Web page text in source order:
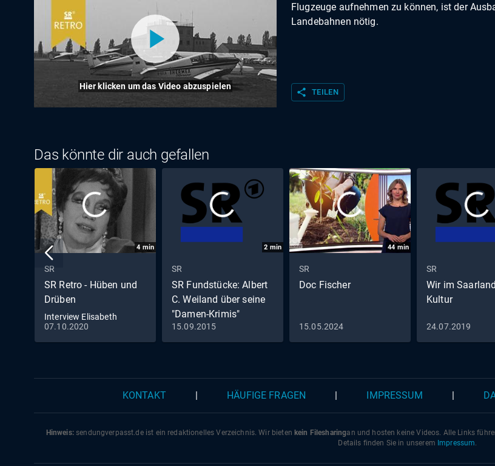
Hier klicken um das Video abzuspielen
Flugzeuge aufnehmen zu können, ist der
Landebahnen nötig.
share TEILEN
Das könnte dir auch gefallen
4 min
SR
SR Retro - Hüben und
Drüben
Interview Elisabeth
Flickenschildt
07.10.2020
2 min
SR
SR Fundstücke: Albert
C. Weiland über seine
"Damen-Krimis"
15.09.2015
44min
SR
Doc Fischer
15.05.2024
SR
Wir im
Kultur
24.07.2019
KONTAKT HÄUFIGE FRAGEN IMPRESSUM
Hinweis:sendungverpasst.deist ein redaktionelles Verzeichnis. Wir bieten kein Filesharingan und hosten keine Videos. Alle Links
Details finden Sie in unserem Impressum.